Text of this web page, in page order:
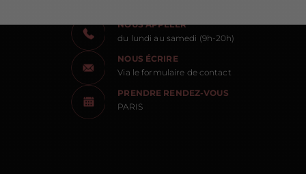
NOUS APPELER
du lundi au samedi (9h-20h)
NOUS ÉCRIRE
Via le formulaire de contact
PRENDRE RENDEZ-VOUS
PARIS